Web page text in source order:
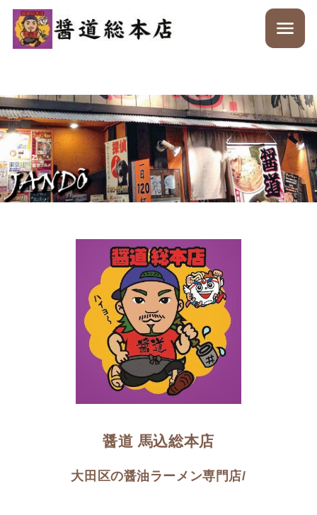
醤道 馬込総本店
大田区の醤油ラーメン専門店/